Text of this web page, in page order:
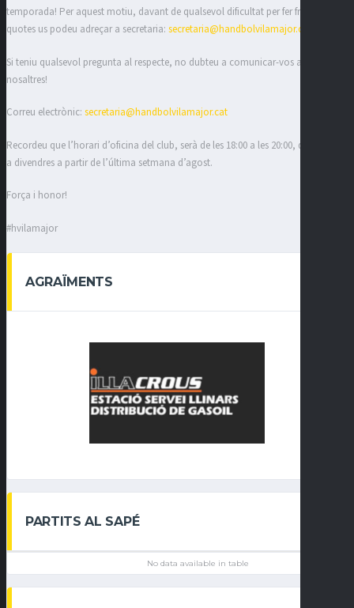
temporada! Per aquest motiu, davant de qualsevol dificultat per fer front a les
quotes us podeu adreçar a secretaria: secretaria@handbolvilamajor.cat
Si teniu qualsevol pregunta al respecte, no dubteu a comunicar-vos amb
nosaltres!
Correu electrònic: secretaria@handbolvilamajor.cat
Recordeu que l’horari d’oficina del club, serà de les 18:00 a les 20:00, de dimarts
a divendres a partir de l’última setmana d’agost.
Força i honor!
#hvilamajor
AGRAÏMENTS
PARTITS AL SAPÉ
No data available in table